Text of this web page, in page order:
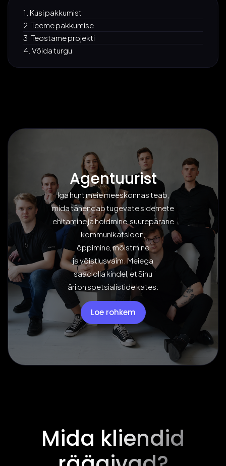
1. Küsi pakkumist
2. Teeme pakkumise
3. Teostame projekti
4. Võida turgu
Agentuurist
Iga hunt meie meeskonnas teab,
mida tähendab tugevate sidemete
ehitamine ja hoidmine, suurepärane
kommunikatsioon,
õppimine, mõistmine
ja võistlusvaim. Meiega
saad olla kindel, et Sinu
äri on spetsialistide kätes.
Loe rohkem
Mida kliendid